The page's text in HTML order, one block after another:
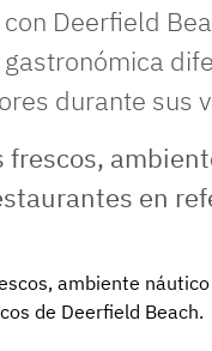
con Deerfield
durante sus
ambiente
de Deerfield Beach.